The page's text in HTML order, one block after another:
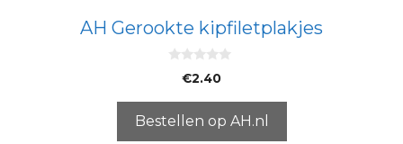
AH Gerookte kipfiletplakjes
5
€2.40
Bestellen op AH.nl